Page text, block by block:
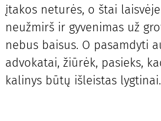
įtakos neturės, o štai
neužmirš ir gyvenimas už
nebus baisus. O pasamdyti
advokatai, žiūrėk, pasieks,
kalinys būtų išleistas lygtinai.